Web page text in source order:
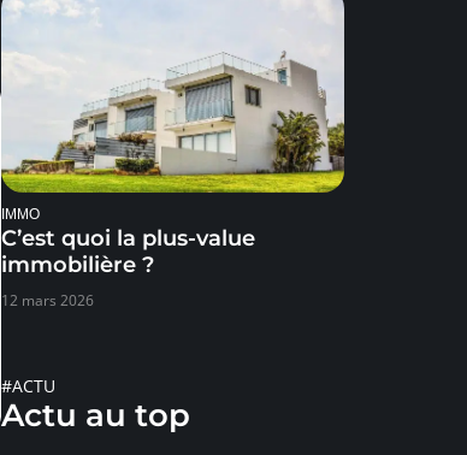
IMMO
C’est quoi la plus-value
immobilière ?
12 mars 2026
#ACTU
Actu au top